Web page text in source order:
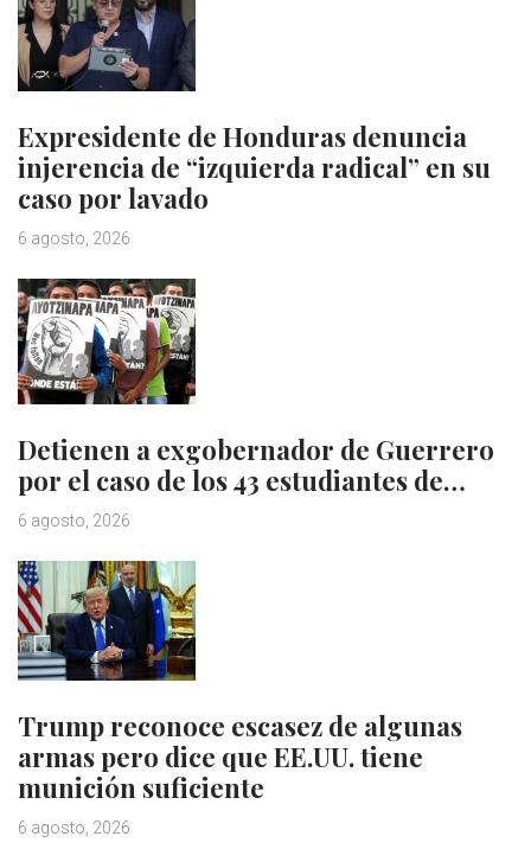
Expresidente de Honduras denuncia
injerencia de “izquierda radical” en su
caso por lavado
6 agosto, 2026
Detienen a exgobernador de Guerrero
por el caso de los 43 estudiantes de…
6 agosto, 2026
Trump reconoce escasez de algunas
armas pero dice que EE.UU. tiene
munición suficiente
6 agosto, 2026